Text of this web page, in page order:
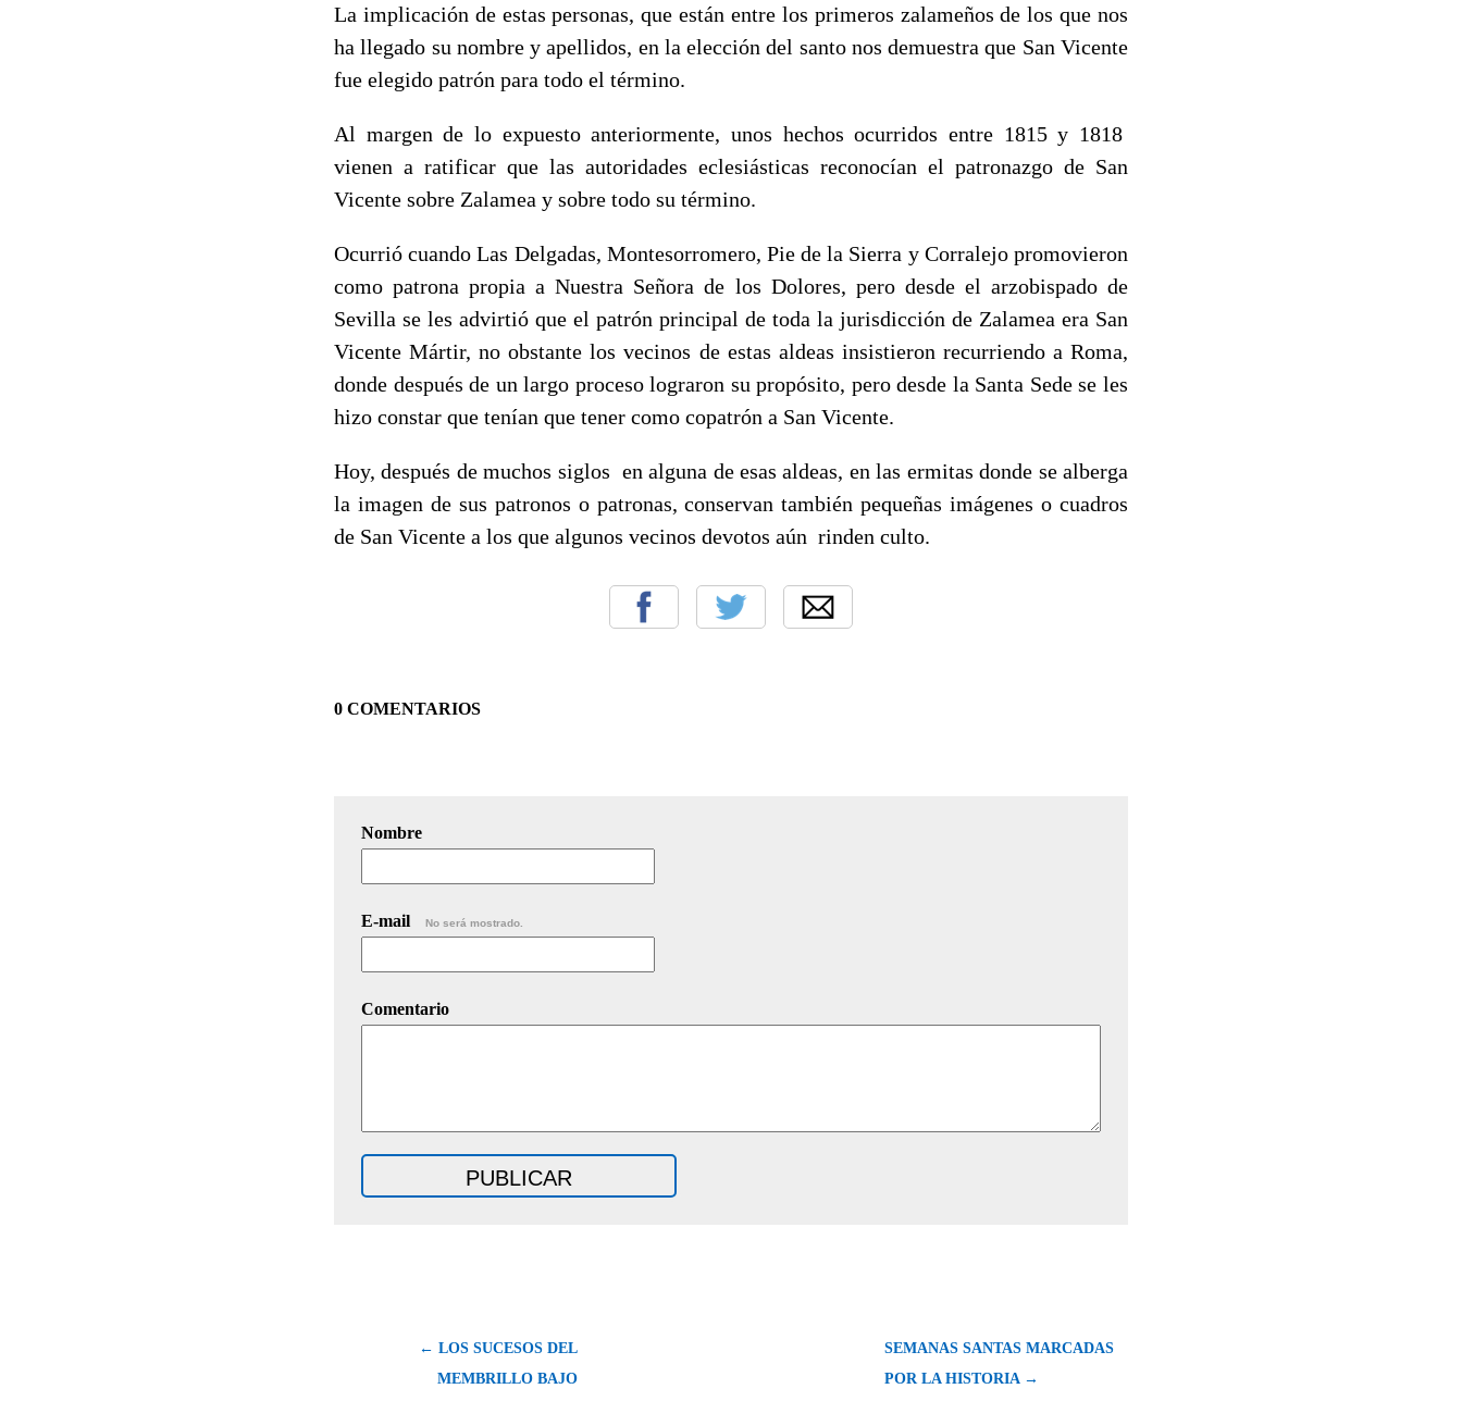
La implicación de estas personas, que están entre los primeros zalameños de los que nos
ha llegado su nombre y apellidos, en la elección del santo nos demuestra que San Vicente
fue elegido patrón para todo el término.
Al margen de lo expuesto anteriormente, unos hechos ocurridos entre 1815 y 1818
vienen a ratificar que las autoridades eclesiásticas reconocían el patronazgo de San
Vicente sobre Zalamea y sobre todo su término.
Ocurrió cuando Las Delgadas, Montesorromero, Pie de la Sierra y Corralejo promovieron
como patrona propia a Nuestra Señora de los Dolores, pero desde el arzobispado de
Sevilla se les advirtió que el patrón principal de toda la jurisdicción de Zalamea era San
Vicente Mártir, no obstante los vecinos de estas aldeas insistieron recurriendo a Roma,
donde después de un largo proceso lograron su propósito, pero desde la Santa Sede se les
hizo constar que tenían que tener como copatrón a San Vicente.
Hoy, después de muchos siglos en alguna de esas aldeas, en las ermitas donde se alberga
la imagen de sus patronos o patronas, conservan también pequeñas imágenes o cuadros
de San Vicente a los que algunos vecinos devotos aún rinden culto.
0 COMENTARIOS
Nombre
E-mail No será mostrado.
Comentario
← LOS SUCESOS DEL
MEMBRILLO BAJO
SEMANAS SANTAS MARCADAS
POR LA HISTORIA →